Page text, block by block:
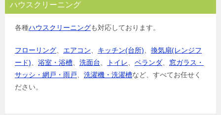
ハウスクリーニング
各種ハウスクリーニングも対応しております。
フローリング、 エアコン、 キッチン(台所)、 換気扇(レンジフ
ード)、 浴室・浴槽、 洗面台、 トイレ、 ベランダ、 窓ガラス・
サッシ・網戸・雨戸、 洗濯機・洗濯槽など、すべてお任せく
ださい。